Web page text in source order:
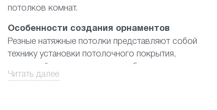
потолков комнат.
Особенности создания орнаментов
Резные натяжные потолки представляют собой
технику установки потолочного покрытия,
в которой используются два и более полотна
ПВХ-материала, где наружный имеет
Читать далее